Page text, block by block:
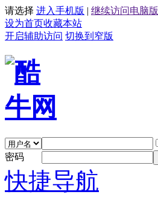
请选择 进入手机版 | 继续访问电脑版
设为首页收藏本站
开启辅助访问 切换到窄版
密码
快捷导航